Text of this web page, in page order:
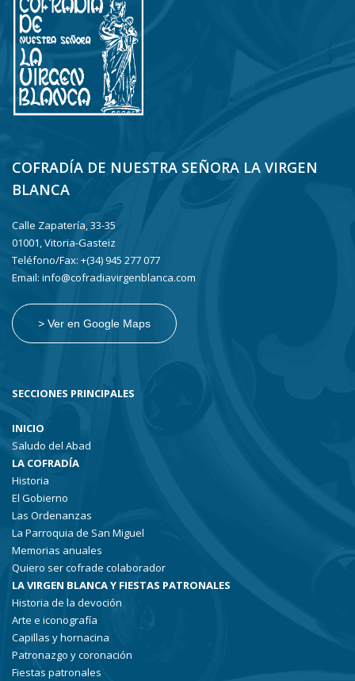
COFRADÍA DE NUESTRA SEÑORA LA VIRGEN
BLANCA
Calle Zapatería, 33-35
01001, Vitoria-Gasteiz
Teléfono/Fax: +(34) 945 277 077
Email: info@cofradiavirgenblanca.com
> Ver en Google Maps
SECCIONES PRINCIPALES
INICIO
Saludo del Abad
LA COFRADÍA
Historia
El Gobierno
Las Ordenanzas
La Parroquia de San Miguel
Memorias anuales
Quiero ser cofrade colaborador
LA VIRGEN BLANCA Y FIESTAS PATRONALES
Historia de la devoción
Arte e iconografía
Capillas y hornacina
Patronazgo y coronación
Fiestas patronales